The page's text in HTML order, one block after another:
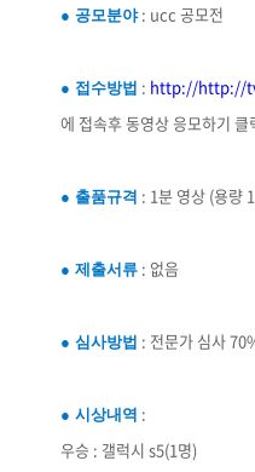
● 공모분야: ucc 공모전
● 접수방법 : http://http://
에 접속후 동영상 응모하기 클
● 출품규격 : 1분 영상 (용량
● 제출서류 : 없음
● 심사방법 : 전문가 심사
● 시상내역 :
우승 : 갤럭시 s5(1명)